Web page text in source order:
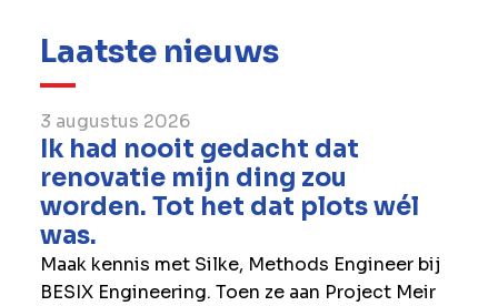
Laatste nieuws
3 augustus 2026
Ik had nooit gedacht dat
renovatie mijn ding zou
worden. Tot het dat plots wél
was.
Maak kennis met Silke, Methods Engineer bij
BESIX Engineering. Toen ze aan Project Meir